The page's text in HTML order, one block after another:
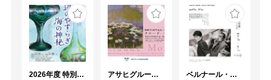
2026年度 特別展「ガレとドーム、アール･ヌーヴォーのガラス 水辺のやすらぎ、海の神秘」
アサヒグループ大山崎山荘美術館 開館30周年記念展「没後100年 クロード・モネ」
ベルナール・ビュフェと写真 ーカメラがとらえたビュフェとその時代、そして21 世紀へ